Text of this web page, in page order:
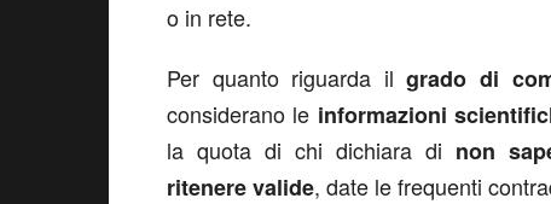
o in rete.
Per quanto riguarda ilgrado di
considerano le informazioni
la quota di chi dichiara di non
ritenere valide, date le frequenti